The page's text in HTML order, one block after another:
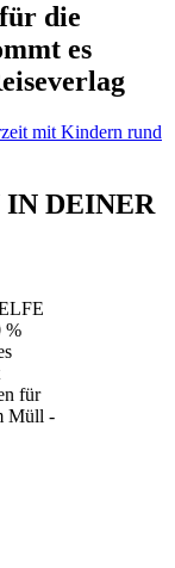
die
es
DEINER
%
für
Müll -